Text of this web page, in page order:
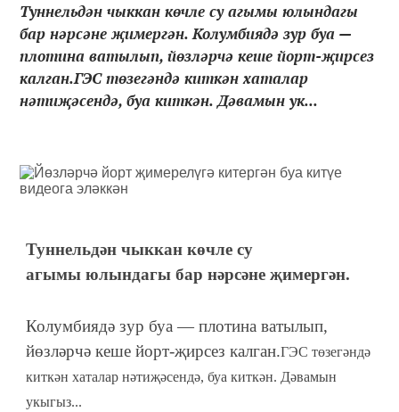
Туннельдән чыккан көчле су агымы юлындагы
бар нәрсәне җимергән. Колумбиядә зур буа —
плотина ватылып, йөзләрчә кеше йорт-җирсез
калган.ГЭС төзегәндә киткән хаталар
нәтиҗәсендә, буа киткән. Дәвамын ук...
Туннельдән чыккан көчле су
агымы юлындагы бар нәрсәне җимергән.
Колумбиядә зур буа — плотина ватылып,
йөзләрчә кеше йорт-җирсез калган.ГЭС төзегәндә
киткән хаталар нәтиҗәсендә, буа киткән. Дәвамын
укыгыз...